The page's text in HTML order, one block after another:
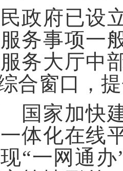
政府已设
务事项一
务大厅中
合窗口，
国家加快
体化在线
“一网通